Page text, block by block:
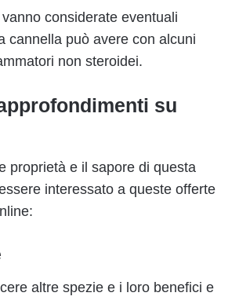
considerate eventuali
cannella può avere con alcuni
non steroidei.
su
proprietà e il sapore di questa
interessato a queste offerte
altre spezie e i loro benefici e